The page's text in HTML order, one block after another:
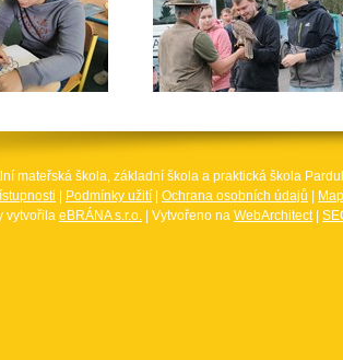
mateřská škola, základní škola a praktická škola
Podmínky užití Ochrana osobních údajů
vytvořila eBRÁNA s.r.o. | Vytvořeno na WebArchitect|